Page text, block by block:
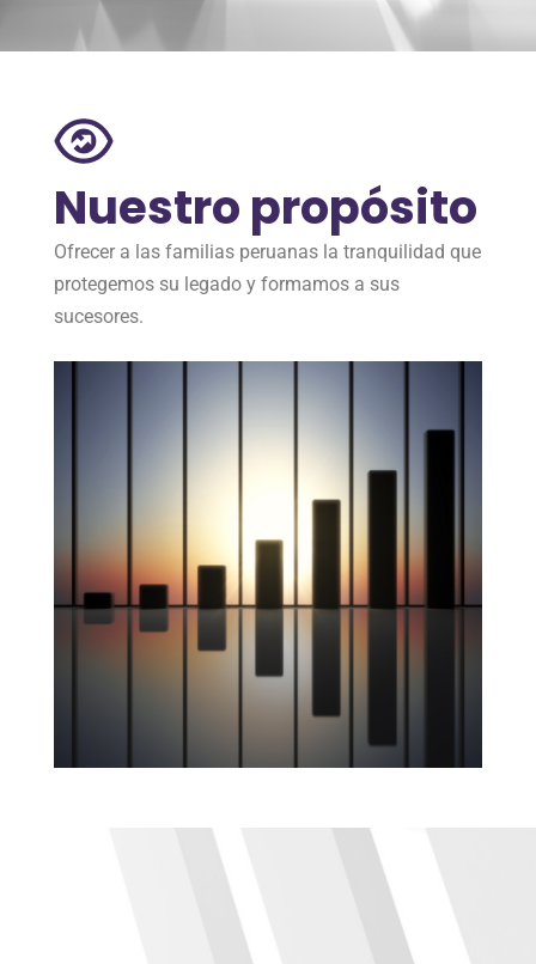
Nuestro propósito
Ofrecer a las familias peruanas la tranquilidad que
protegemos su legado y formamos a sus
sucesores.